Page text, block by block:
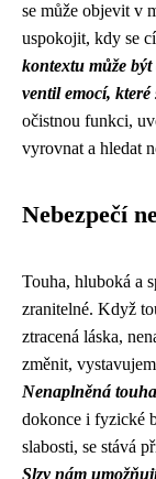
se může objevit v
uspokojit, kdy se
kontextu může
ventil emocí, které
očistnou funkci,
vyrovnat a hledat
Nebezpečí
Touha, hluboká a
zranitelné. Když
ztracená láska,
změnit,
Nenaplněná touha
dokonce i fyzické
slabosti, se stává
Slzy nám